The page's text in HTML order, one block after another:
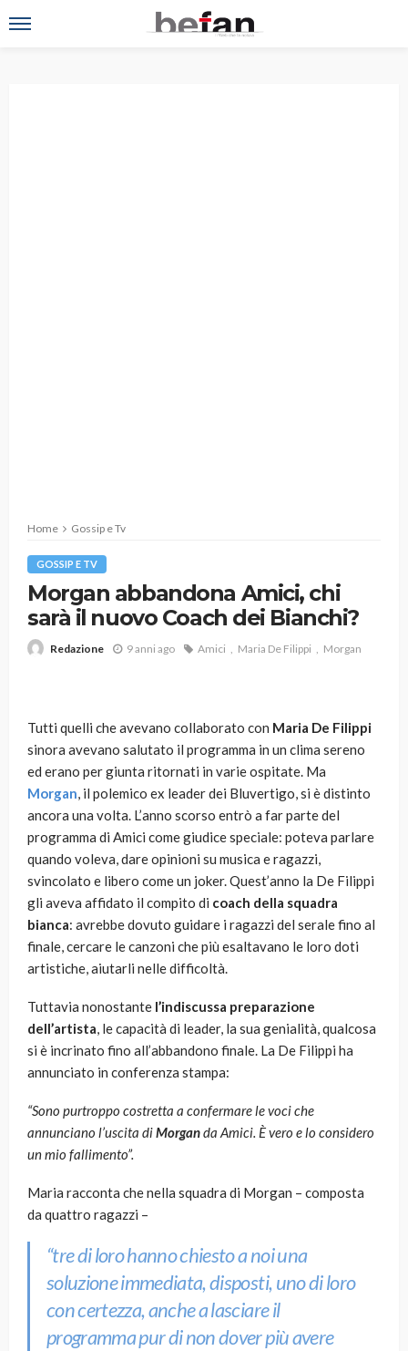
Home Gossip e Tv
GOSSIP E TV
Morgan abbandona Amici, chi
sarà il nuovo Coach dei Bianchi?
Redazione 9 anni ago Amici Maria De Filippi Morgan
Tutti quelli che avevano collaborato con Maria De Filippi
sinora avevano salutato il programma in un clima sereno
ed erano per giunta ritornati in varie ospitate. Ma
Morgan, il polemico ex leader dei Bluvertigo, si è distinto
ancora una volta. L’anno scorso entrò a far parte del
programma di Amici come giudice speciale: poteva parlare
quando voleva, dare opinioni su musica e ragazzi,
svincolato e libero come un joker. Quest’anno la De Filippi
gli aveva affidato il compito di coach della squadra
bianca: avrebbe dovuto guidare i ragazzi del serale fino al
finale, cercare le canzoni che più esaltavano le loro doti
artistiche, aiutarli nelle difficoltà.
Tuttavia nonostante l’indiscussa preparazione
dell’artista, le capacità di leader, la sua genialità, qualcosa
si è incrinato fino all’abbandono finale. La De Filippi ha
annunciato in conferenza stampa:
“Sono purtroppo costretta a confermare le voci che
annunciano l’uscita diMorganda Amici. È vero e lo considero
un mio fallimento”.
Maria racconta che nella squadra di Morgan – composta
da quattro ragazzi –
“tre di loro hanno chiesto a noi una
soluzione immediata, disposti, uno di loro
con certezza, anche a lasciare il
programma pur di non dover più avere